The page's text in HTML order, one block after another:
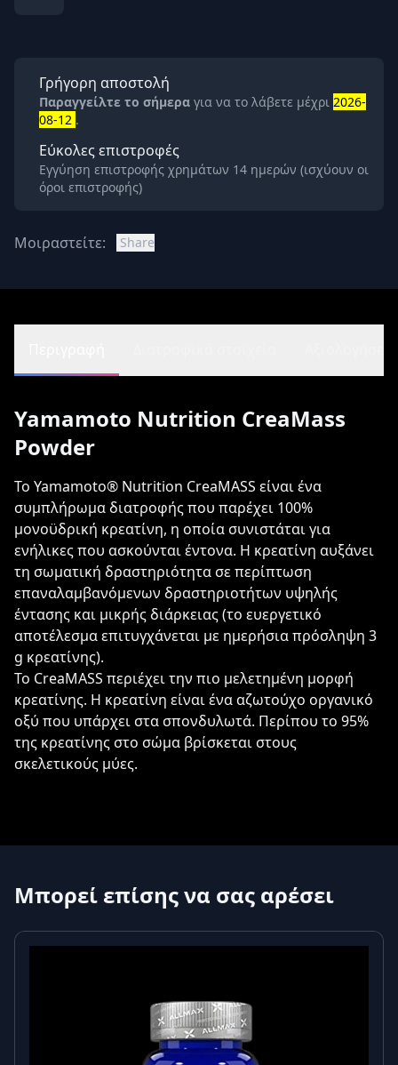
Γρήγορη αποστολή
Παραγγείλτε το σήμερα για να το λάβετε μέχρι 2026-
08-12 .
Εύκολες επιστροφές
Εγγύηση επιστροφής χρημάτων 14 ημερών (ισχύουν οι
όροι επιστροφής)
Μοιραστείτε: Share
Yamamoto Nutrition CreaMass
Powder
Το Yamamoto® Nutrition CreaMASS είναι ένα
συμπλήρωμα διατροφής που παρέχει 100%
μονοϋδρική κρεατίνη, η οποία συνιστάται για
ενήλικες που ασκούνται έντονα. Η κρεατίνη αυξάνει
τη σωματική δραστηριότητα σε περίπτωση
επαναλαμβανόμενων δραστηριοτήτων υψηλής
έντασης και μικρής διάρκειας (το ευεργετικό
αποτέλεσμα επιτυγχάνεται με ημερήσια πρόσληψη 3
g κρεατίνης).
Το CreaMASS περιέχει την πιο μελετημένη μορφή
κρεατίνης. Η κρεατίνη είναι ένα αζωτούχο οργανικό
οξύ που υπάρχει στα σπονδυλωτά. Περίπου το 95%
της κρεατίνης στο σώμα βρίσκεται στους
σκελετικούς μύες.
Μπορεί επίσης να σας αρέσει